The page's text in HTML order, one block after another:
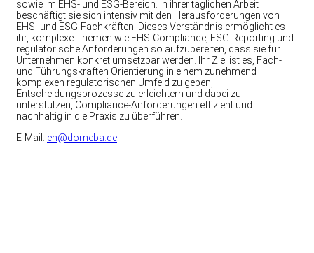
sowie im EHS- und ESG-Bereich. In ihrer täglichen Arbeit
beschäftigt sie sich intensiv mit den Herausforderungen von
EHS- und ESG-Fachkräften. Dieses Verständnis ermöglicht es
ihr, komplexe Themen wie EHS-Compliance, ESG-Reporting und
regulatorische Anforderungen so aufzubereiten, dass sie für
Unternehmen konkret umsetzbar werden. Ihr Ziel ist es, Fach-
und Führungskräften Orientierung in einem zunehmend
komplexen regulatorischen Umfeld zu geben,
Entscheidungsprozesse zu erleichtern und dabei zu
unterstützen, Compliance-Anforderungen effizient und
nachhaltig in die Praxis zu überführen.
E-Mail: eh@domeba.de